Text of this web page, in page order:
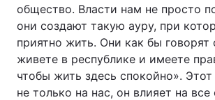
общество. Власти нам не просто
они создают такую ауру, при
приятно жить. Они как бы
живете в республике и имеете
чтобы жить здесь спокойно».
не только на нас, он влияет на